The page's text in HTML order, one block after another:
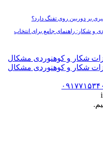
بر دوربین روی تفنگ دارد؟
و شکار: راهنمای جامع برای انتخاب